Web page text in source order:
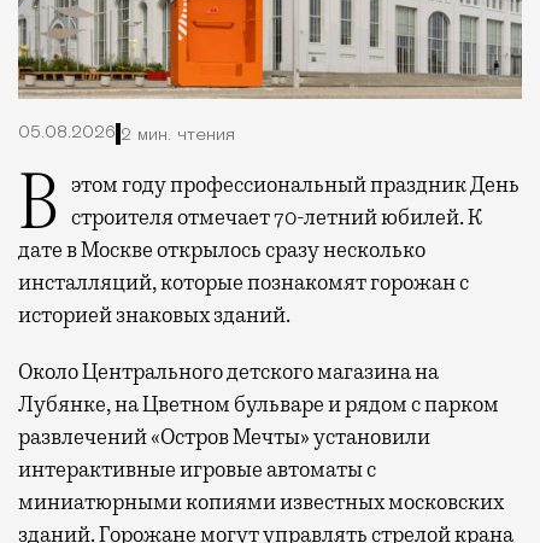
05.08.2026 2 мин. чтения
В этом году профессиональный праздник День строителя отмечает 70-летний юбилей. К
дате в Москве открылось сразу несколько
инсталляций, которые познакомят горожан с
историей знаковых зданий.
Около Центрального детского магазина на
Лубянке, на Цветном бульваре и рядом с парком
развлечений «Остров Мечты» установили
интерактивные игровые автоматы с
миниатюрными копиями известных московских
зданий. Горожане могут управлять стрелой крана